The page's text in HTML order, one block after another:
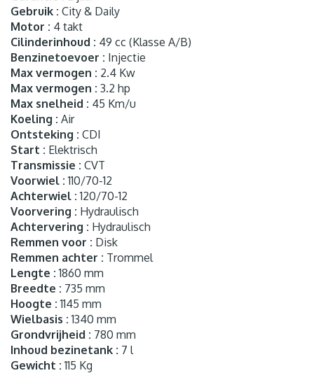
Gebruik : City & Daily
Motor : 4 takt
Cilinderinhoud : 49 cc (Klasse A/B)
Benzinetoevoer : Injectie
Max vermogen : 2.4 Kw
Max vermogen : 3.2 hp
Max snelheid : 45 Km/u
Koeling : Air
Ontsteking : CDI
Start : Elektrisch
Transmissie : CVT
Voorwiel : 110/70-12
Achterwiel : 120/70-12
Voorvering : Hydraulisch
Achtervering : Hydraulisch
Remmen voor : Disk
Remmen achter : Trommel
Lengte : 1860 mm
Breedte : 735 mm
Hoogte : 1145 mm
Wielbasis : 1340 mm
Grondvrijheid : 780 mm
Inhoud bezinetank : 7 l
Gewicht : 115 Kg